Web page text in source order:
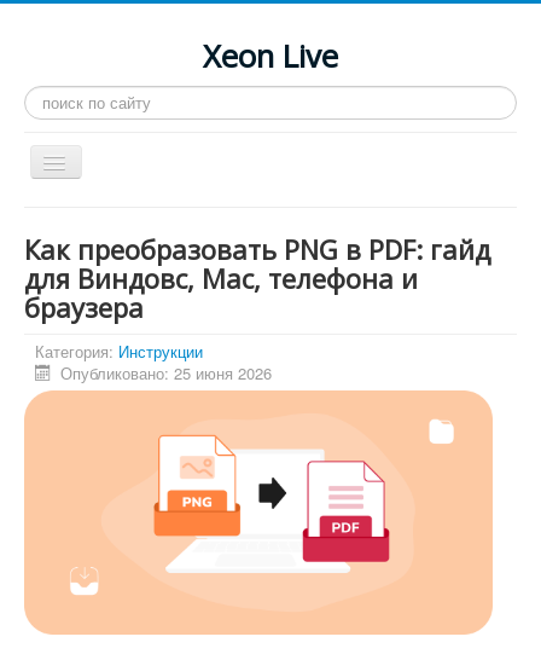
Xeon Live
Искать...
Toggle
Navigation
LGA 2011-3
LGA 2011
Процессоры
Инструкции
Системные программы
Как преобразовать PNG в PDF: гайд
для Виндовс, Mac, телефона и
браузера
Категория: Инструкции
Опубликовано: 25 июня 2026